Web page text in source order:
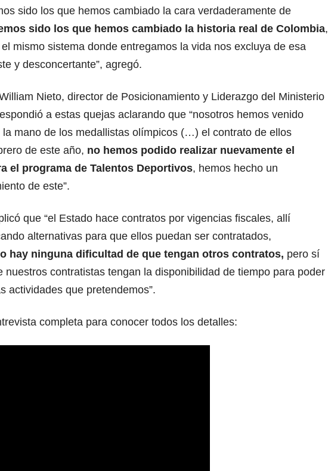
sido los que hemos cambiado la cara verdaderamente de
sido los que hemos cambiado la historia real de Colombia,
mismo sistema donde entregamos la vida nos excluya de esa
y desconcertante”, agregó.
Nieto, director de Posicionamiento y Liderazgo del Ministerio
a estas quejas aclarando que “nosotros hemos venido
la mano de los medallistas olímpicos (…) el contrato de ellos
de este año, no hemos podido realizar nuevamente el
el programa de Talentos Deportivos, hemos hecho un
de este”.
que “el Estado hace contratos por vigencias fiscales, allí
alternativas para que ellos puedan ser contratados,
hay ninguna dificultad de que tengan otros contratos, pero sí
nuestros contratistas tengan la disponibilidad de tiempo para poder
actividades que pretendemos”.
completa para conocer todos los detalles: